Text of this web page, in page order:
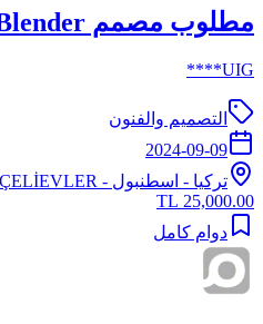
مطلوب مصمم Blender او 3ds Max
UIG****
التصميم والفنون
2024-09-09
تركيا - اسطنبول - BAHÇELİEVLER
25,000.00 TL
دوام كامل